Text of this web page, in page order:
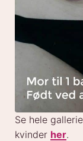
Se hele
kvinder her.